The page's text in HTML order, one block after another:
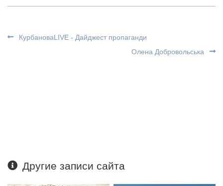
КурбановаLIVE - Дайджест пропаганди
Олена Добровольська
Другие записи сайта